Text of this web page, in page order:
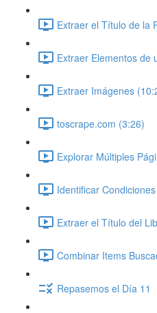
Extraer el Título de la
Extraer Elementos de
Extraer Imágenes
toscrape.com (3:26)
Explorar Múltiples
Identificar
Extraer el Título del
Combinar Items
Repasemos el Día 11